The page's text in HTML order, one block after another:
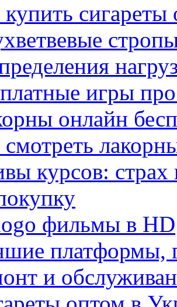
купить
игры
онлайн
смотреть
курсов:
фильмы в HD
платформы,
и